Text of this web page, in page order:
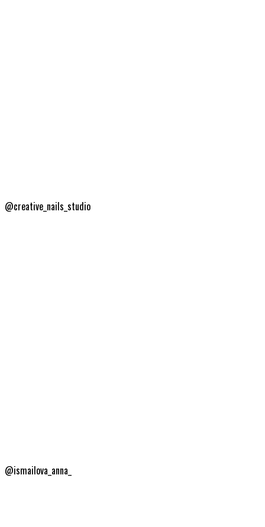
@creative_nails_studio
@ismailova_anna_